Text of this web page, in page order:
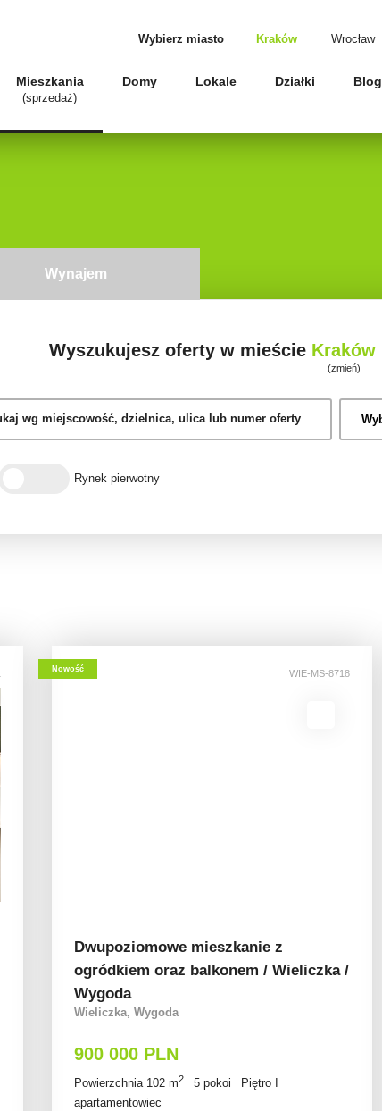
Wybierz miasto Kraków Wrocław
Mieszkania
(sprzedaż)
Domy Lokale Działki Blog
Wynajem
Wyszukujesz oferty w mieście Kraków
(zmień)
Rynek pierwotny
Nowość WIE-MS-8718
Dwupoziomowe mieszkanie z
ogródkiem oraz balkonem / Wieliczka /
Wygoda
Wieliczka, Wygoda
900 000 PLN
Powierzchnia 102 m2 5 pokoi
Piętro I
apartamentowiec